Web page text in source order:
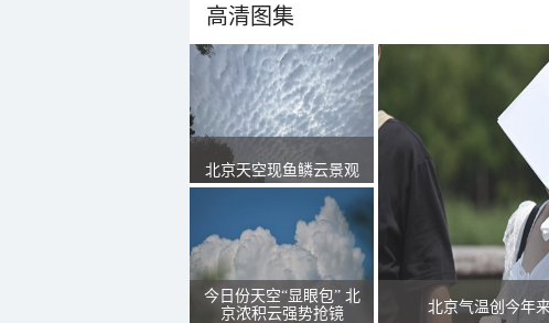
高清图集
北京天空现鱼鳞云景观
今日份天空“显眼包” 北
京浓积云强势抢镜
北京气温创今年